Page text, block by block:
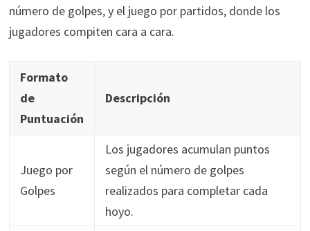
número de golpes, y el juego por partidos, donde los
jugadores compiten cara a cara.
Formato
de
Puntuación
Descripción
Juego por
Golpes
Los jugadores acumulan puntos
según el número de golpes
realizados para completar cada
hoyo.